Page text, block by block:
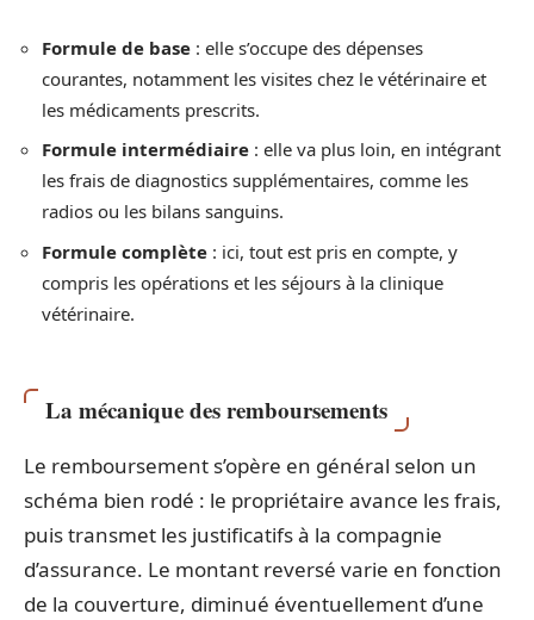
Formule de base : elle s’occupe des dépenses
courantes, notamment les visites chez le vétérinaire et
les médicaments prescrits.
Formule intermédiaire : elle va plus loin, en intégrant
les frais de diagnostics supplémentaires, comme les
radios ou les bilans sanguins.
Formule complète : ici, tout est pris en compte, y
compris les opérations et les séjours à la clinique
vétérinaire.
La mécanique des remboursements
Le remboursement s’opère en général selon un
schéma bien rodé : le propriétaire avance les frais,
puis transmet les justificatifs à la compagnie
d’assurance. Le montant reversé varie en fonction
de la couverture, diminué éventuellement d’une